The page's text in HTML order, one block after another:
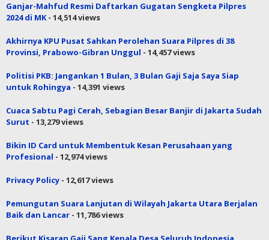
Ganjar-Mahfud Resmi Daftarkan Gugatan Sengketa Pilpres
2024 di MK- 14,514 views
Akhirnya KPU Pusat Sahkan Perolehan Suara Pilpres di 38
Provinsi, Prabowo-Gibran Unggul - 14,457 views
Politisi PKB: Jangankan 1 Bulan, 3 Bulan Gaji Saja Saya Siap
untuk Rohingya - 14,391 views
Cuaca Sabtu Pagi Cerah, Sebagian Besar Banjir di Jakarta Sudah
Surut - 13,279 views
Bikin ID Card untuk Membentuk Kesan Perusahaan yang
Profesional - 12,974 views
Privacy Policy - 12,617 views
Pemungutan Suara Lanjutan di Wilayah Jakarta Utara Berjalan
Baik dan Lancar - 11,786 views